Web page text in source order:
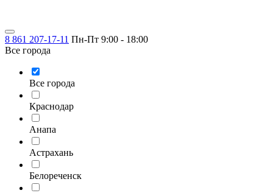
8 861 207-17-11 Пн-Пт 9:00 - 18:00
Все города
Все города
Краснодар
Анапа
Астрахань
Белореченск